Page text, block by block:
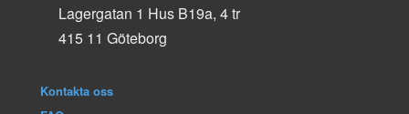
Lagergatan 1 Hus B19a, 4 tr
415 11 Göteborg
Kontakta oss